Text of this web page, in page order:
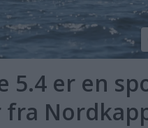
5.4 er en
fra